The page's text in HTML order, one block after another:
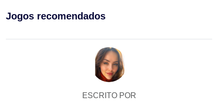
Jogos recomendados
ESCRITO POR